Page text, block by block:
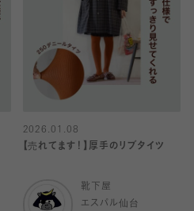
2026.01.08
【売れてます！】厚手のリブタイツ
靴下屋
エスパル仙台